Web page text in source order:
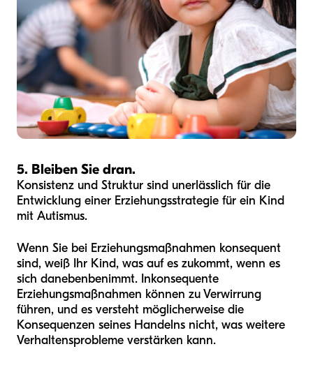
5. Bleiben Sie dran.
Konsistenz und Struktur sind unerlässlich für die
Entwicklung einer Erziehungsstrategie für ein Kind
mit Autismus.
Wenn Sie bei Erziehungsmaßnahmen konsequent
sind, weiß Ihr Kind, was auf es zukommt, wenn es
sich danebenbenimmt. Inkonsequente
Erziehungsmaßnahmen können zu Verwirrung
führen, und es versteht möglicherweise die
Konsequenzen seines Handelns nicht, was weitere
Verhaltensprobleme verstärken kann.